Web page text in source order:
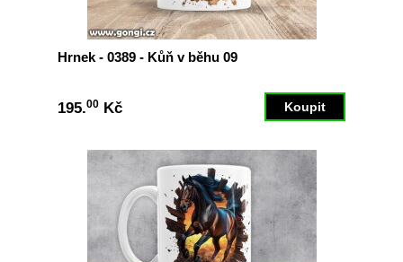
Hrnek - 0389 - Kůň v běhu 09
195.00 Kč